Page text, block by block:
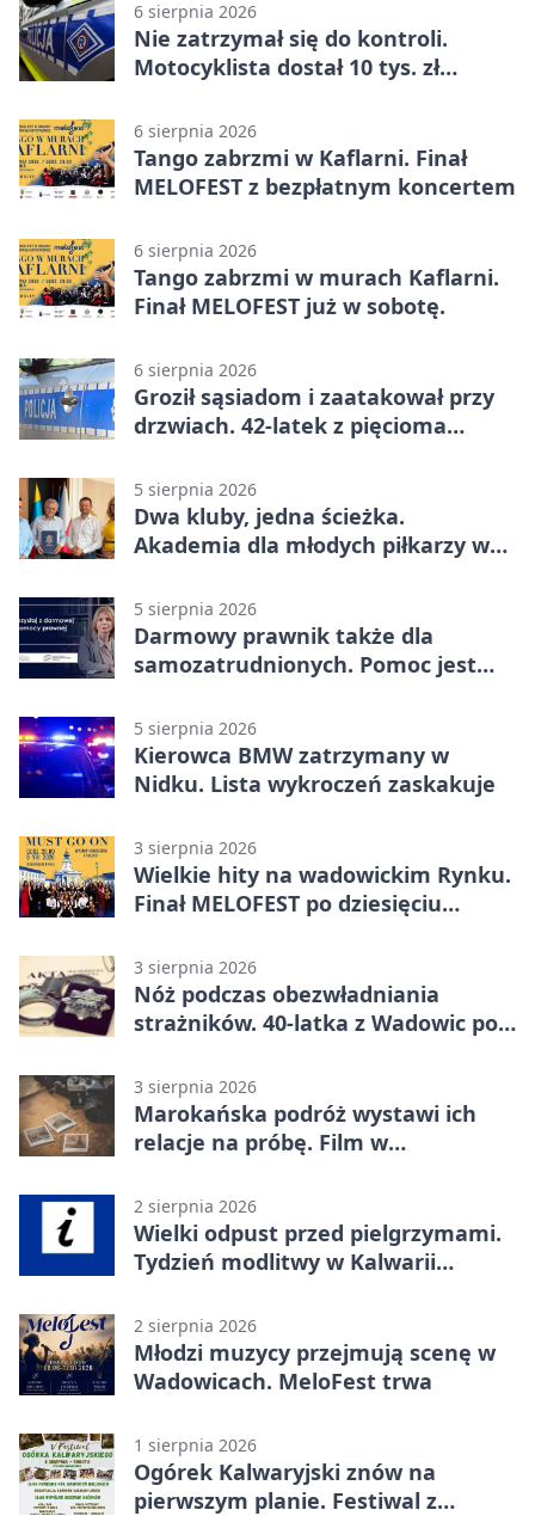
6 sierpnia 2026
Nie zatrzymał się do kontroli.
Motocyklista dostał 10 tys. zł
6 sierpnia 2026
Tango zabrzmi w Kaflarni. Finał
MELOFEST z bezpłatnym koncertem
6 sierpnia 2026
Tango zabrzmi w murach Kaflarni.
Finał MELOFEST już w sobotę.
6 sierpnia 2026
Groził sąsiadom i zaatakował przy
drzwiach. 42-latek z pięcioma
5 sierpnia 2026
Dwa kluby, jedna ścieżka.
Akademia dla młodych piłkarzy w
5 sierpnia 2026
Darmowy prawnik także dla
samozatrudnionych. Pomoc jest
5 sierpnia 2026
Kierowca BMW zatrzymany w
Nidku. Lista wykroczeń zaskakuje
3 sierpnia 2026
Wielkie hity na wadowickim Rynku.
Finał MELOFEST po dziesięciu
3 sierpnia 2026
Nóż podczas obezwładniania
strażników. 40-latka z Wadowic pod
3 sierpnia 2026
Marokańska podróż wystawi ich
relacje na próbę. Film w
2 sierpnia 2026
Wielki odpust przed pielgrzymami.
Tydzień modlitwy w Kalwarii
2 sierpnia 2026
Młodzi muzycy przejmują scenę w
Wadowicach. MeloFest trwa
1 sierpnia 2026
Ogórek Kalwaryjski znów na
pierwszym planie. Festiwal z